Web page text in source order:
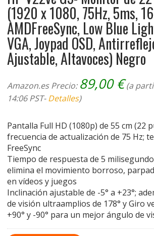
(1920 x 1080, 75Hz, 5ms,
AMDFreeSync, Low Blue
VGA, Joypad OSD,
Ajustable, Altavoces) Negro
Amazon.es Precio: 89,00€(a
14:06 PST-Detalles)
Pantalla Full HD (1080p) de 55 cm (22
frecuencia de actualización de 75 Hz;
FreeSync
Tiempo de respuesta de 5
elimina el movimiento borroso,
en vídeos y juegos
Inclinación ajustable de -5° a +23°;
de visión ultraamplios de 178° y Giro
+90° y -90° para un mejor ángulo de